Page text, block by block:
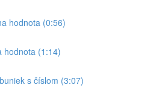
hodnota (0:56)
hodnota (1:14)
s číslom (3:07)